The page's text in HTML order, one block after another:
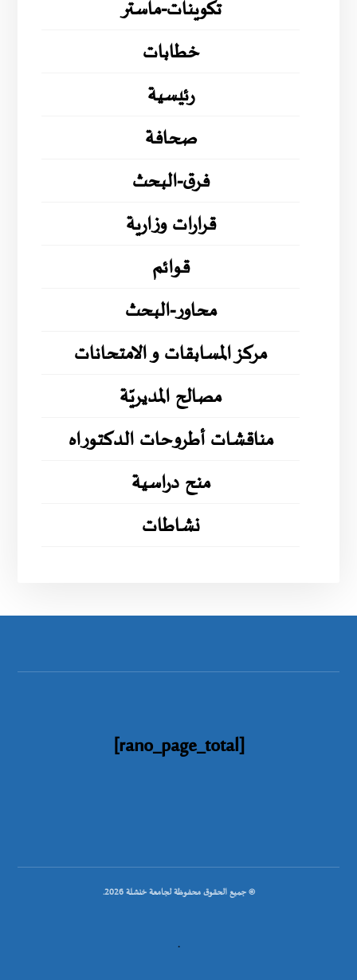
تكوينات-ماستر
خطابات
رئيسية
صحافة
فرق-البحث
قرارات وزارية
قوائم
محاور-البحث
مركز المسابقات و الامتحانات
مصالح المديريّة
مناقشات أطروحات الدكتوراه
منح دراسية
نشاطات
[rano_page_total]
© جميع الحقوق محفوظة لجامعة خنشلة 2026.
.